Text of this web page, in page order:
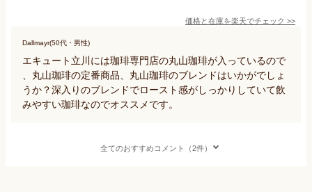
価格と在庫を楽天でチェック >>
Dallmayr(50代・男性)
エキュート立川には珈琲専門店の丸山珈琲が入っているので
、丸山珈琲の定番商品、丸山珈琲のブレンドはいかがでしょ
うか？深入りのブレンドでロースト感がしっかりしていて飲
みやすい珈琲なのでオススメです。
全てのおすすめコメント（2件）